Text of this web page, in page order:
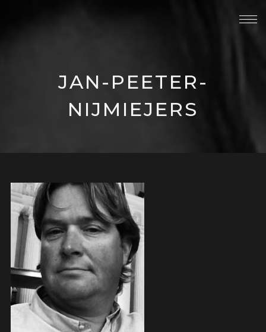
JAN-PEETER-
NIJMIEJERS